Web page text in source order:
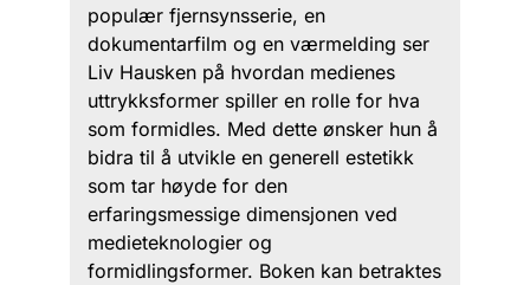
populær fjernsynsserie, en
dokumentarfilm og en værmelding ser
Liv Hausken på hvordan medienes
uttrykksformer spiller en rolle for hva
som formidles. Med dette ønsker hun å
bidra til å utvikle en generell estetikk
som tar høyde for den
erfaringsmessige dimensjonen ved
medieteknologier og
formidlingsformer. Boken kan betraktes